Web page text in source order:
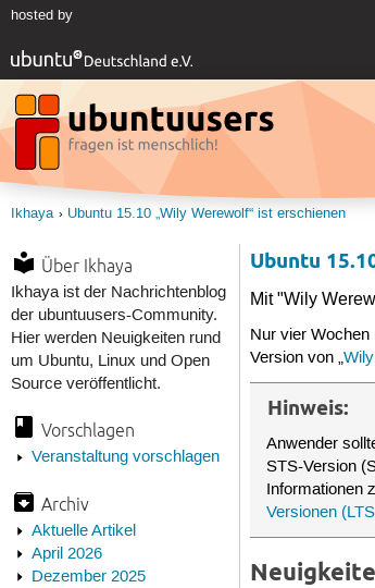
hosted by
Ikhaya Ubuntu 15.10 „Wily Werewolf“ ist erschienen
Über Ikhaya
Ikhaya ist der Nachrichtenblog
der ubuntuusers-Community.
Hier werden Neuigkeiten rund
um Ubuntu, Linux und Open
Source veröffentlicht.
Vorschlagen
Veranstaltung vorschlagen
Archiv
Aktuelle Artikel
April 2026
Dezember 2025
Ubuntu
Mit "Wily
Nur vier
Version von „
Hinweis:
Anwender
STS-Version
Informationen
Versionen